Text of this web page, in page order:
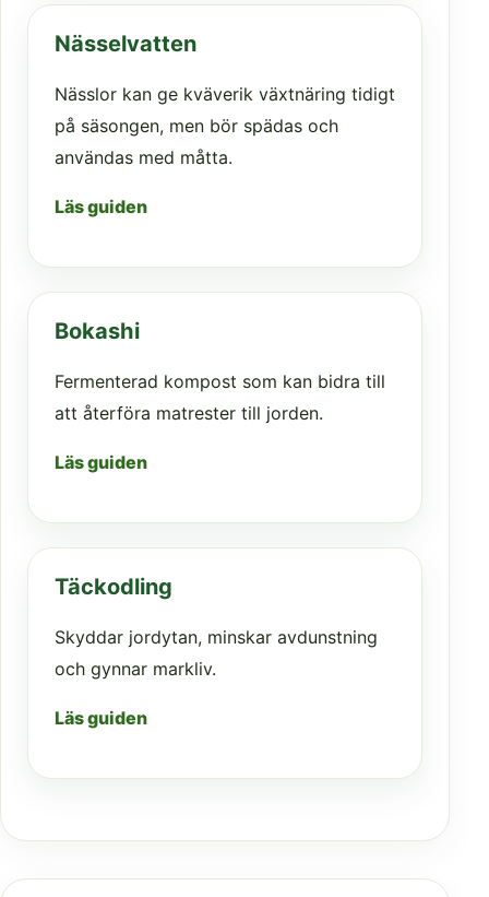
Nässelvatten
Nässlor kan ge kväverik växtnäring tidigt
på säsongen, men bör spädas och
användas med måtta.
Läs guiden
Bokashi
Fermenterad kompost som kan bidra till
att återföra matrester till jorden.
Läs guiden
Täckodling
Skyddar jordytan, minskar avdunstning
och gynnar markliv.
Läs guiden